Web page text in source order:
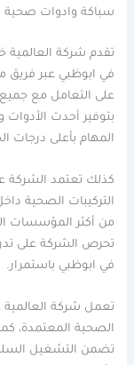
سباكة وادوات صحية
تقدم شركة
في ابوظبي عبر
على التعامل مع جميع
بتوفير أحدث
المهام بأعلى درجات
كذلك تعتمد
التركيبات الصحية
من أكثر المؤسسات
تحرص الشركة على
في ابوظبي باستمرار.
تعمل شركة العالمية
الصحية المعتمدة،
تضمن التشغيل